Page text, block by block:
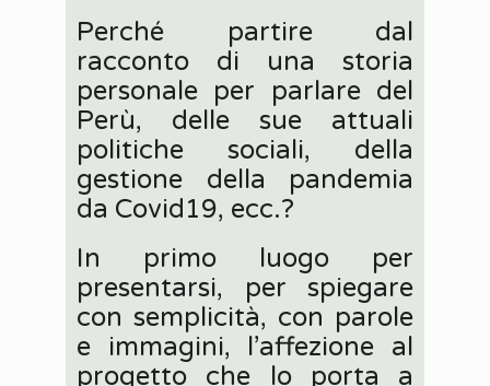
Perché partire dal
racconto di una storia
personale per parlare del
Perù, delle sue attuali
politiche sociali, della
gestione della pandemia
da Covid19, ecc.?
In primo luogo per
presentarsi, per spiegare
con semplicità, con parole
e immagini, l’affezione al
progetto che lo porta a